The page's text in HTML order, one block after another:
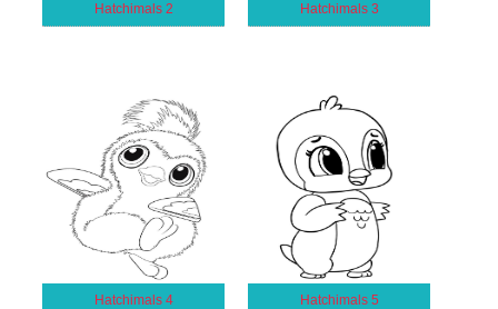
Hatchimals 2 Hatchimals 3
Hatchimals 4 Hatchimals 5